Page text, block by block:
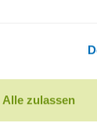
Alle zulassen
of a single